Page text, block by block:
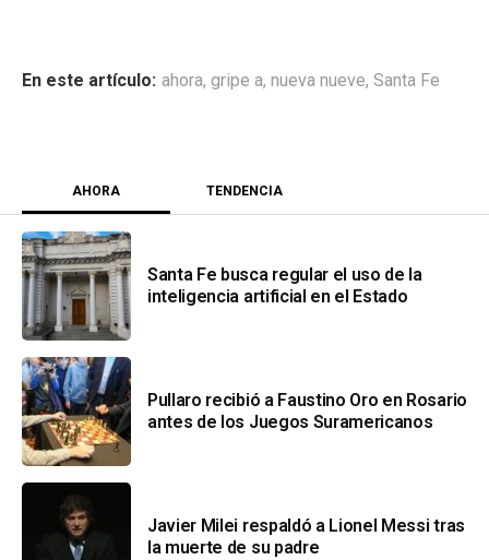
ahora, gripe a, nueva nueve, Santa Fe
AHORA TENDENCIA
Santa Fe busca regular el uso de la
inteligencia artificial en el Estado
Pullaro recibió a Faustino Oro en Rosario
antes de los Juegos Suramericanos
Javier Milei respaldó a Lionel Messi tras
la muerte de su padre